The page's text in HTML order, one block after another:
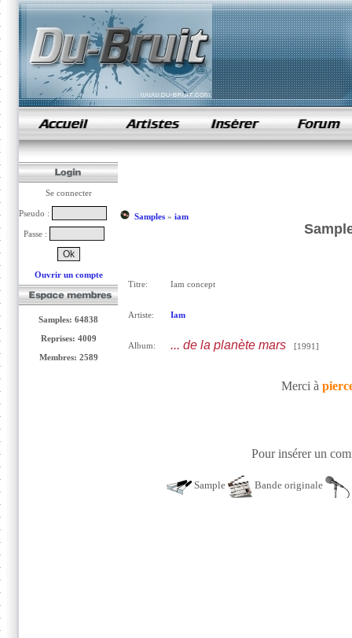
samples de rap
Se connecter
Pseudo :
Passe :
Ouvrir un compte
Samples: 64838
Reprises: 4009
Membres: 2589
Samples» iam
Titre: Iam concept
Artiste: Iam
Album: ... de la planète mars [1991]
Merci à
Pour insérer un
Sample Bande originale